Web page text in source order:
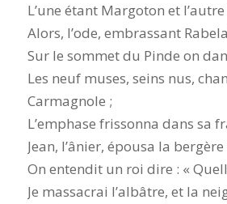
L’une étant Margoton et
Alors, l’ode, embrassant
Sur le sommet du Pinde on
Les neuf muses, seins nus,
Carmagnole ;
L’emphase frissonna dans sa
Jean, l’ânier, épousa la
On entendit un roi dire : «
Je massacrai l’albâtre, et la